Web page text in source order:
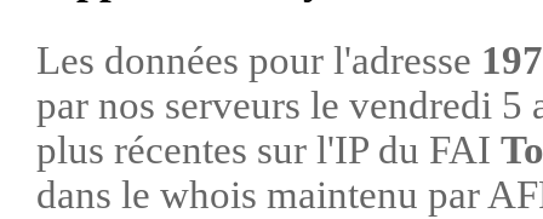
Pays
Tunisia -
Pays
Tunisia -197.0.151.150
Pays Tunisia - 197.2.63.30
Les données pour l'adresse
par nos serveurs le vendredi
plus récentes sur l'IP du FAI
dans le whois maintenu par